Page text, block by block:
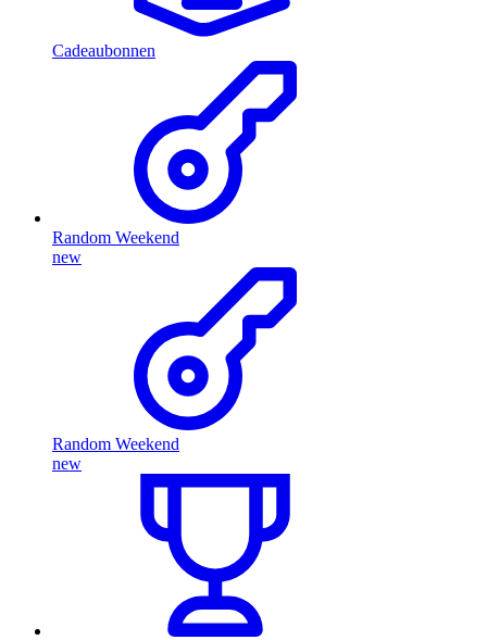
Cadeaubonnen
Random Weekend
new
Random Weekend
new